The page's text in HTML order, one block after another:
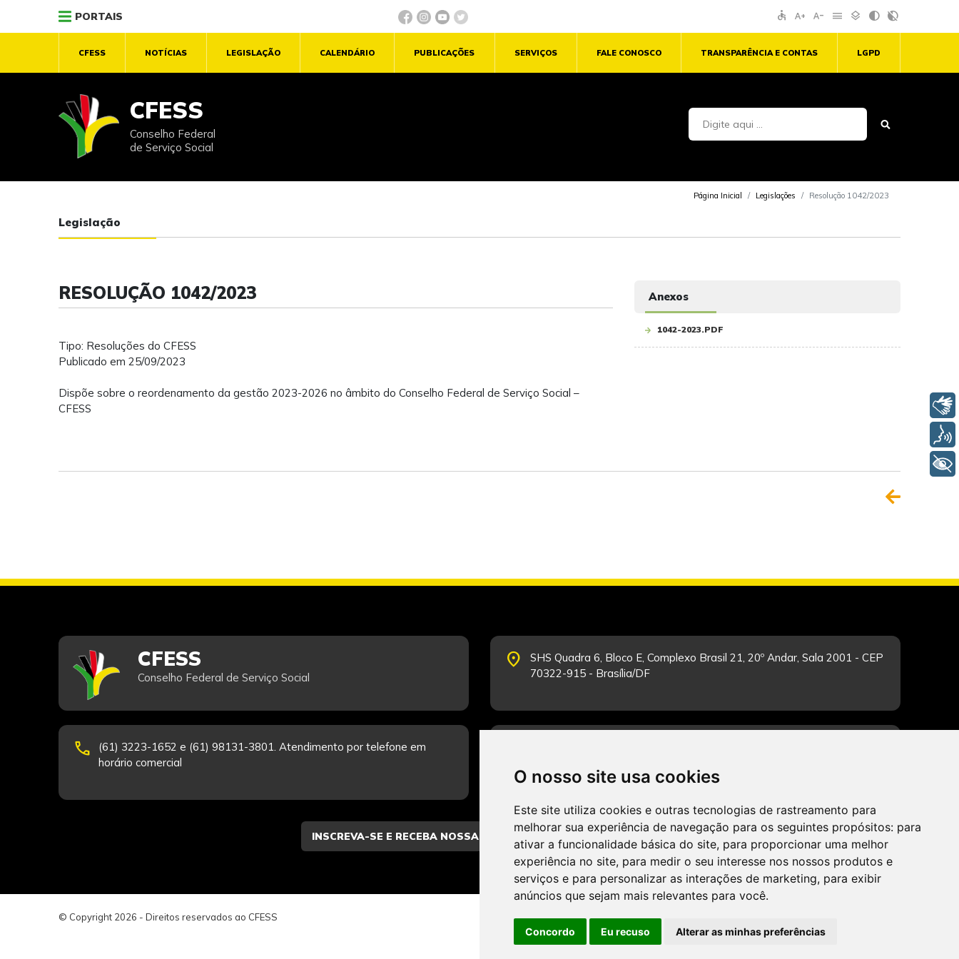
O nosso site usa cookies
Este site utiliza cookies e outras tecnologias de rastreamento para
melhorar sua experiência de navegação para os seguintes propósitos: para
ativar a funcionalidade básica do site, para proporcionar uma melhor
experiência no site, para medir o seu interesse nos nossos produtos e
serviços e para personalizar as interações de marketing, para exibir
anúncios que sejam mais relevantes para você.
Concordo Eu recuso Alterar as minhas preferências
PORTAIS accessible text_increase text_decrease menu layers contrast contrast_rtl_off
CFESS NOTÍCIAS LEGISLAÇÃO CALENDÁRIO PUBLICAÇÕES SERVIÇOS FALE CONOSCO TRANSPARÊNCIA E CONTAS LGPD
CFESS
Conselho Federal
de Serviço Social
Página Inicial Legislações Resolução 1042/2023
Legislação
RESOLUÇÃO 1042/2023
Tipo: Resoluções do CFESS
Publicado em 25/09/2023
Dispõe sobre o reordenamento da gestão 2023-2026 no âmbito do Conselho Federal de Serviço Social –
CFESS
Anexos
1042-2023.PDF
CFESS
Conselho Federal de Serviço Social
place
SHS Quadra 6, Bloco E, Complexo Brasil 21, 20º Andar, Sala 2001 - CEP
70322-915 - Brasília/DF
phone
(61) 3223-1652 e (61) 98131-3801. Atendimento por telefone em
horário comercial
CADASTRAR
© Copyright 2026 - Direitos reservados ao CFESS